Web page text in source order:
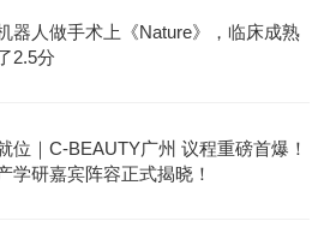
器人做手术上《Nature》，临床成熟
2.5分
位｜C-BEAUTY广州 议程重磅首爆！
学研嘉宾阵容正式揭晓！